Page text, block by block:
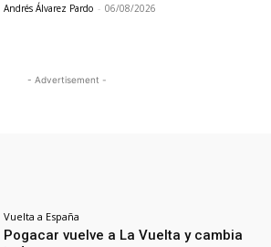
Andrés Álvarez Pardo - 06/08/2026
- Advertisement -
Vuelta a España
Pogacar vuelve a La Vuelta y cambia